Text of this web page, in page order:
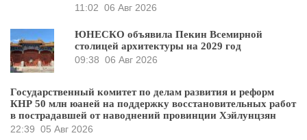
11:02 06 Авг 2026
ЮНЕСКО объявила Пекин Всемирной
столицей архитектуры на 2029 год
09:38 06 Авг 2026
Государственный комитет по делам развития и реформ
КНР 50 млн юаней на поддержку восстановительных работ
в пострадавшей от наводнений провинции Хэйлунцзян
22:39 05 Авг 2026